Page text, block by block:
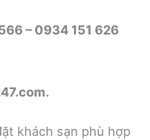
– 0934 151 626
.
khách sạn phù hợp